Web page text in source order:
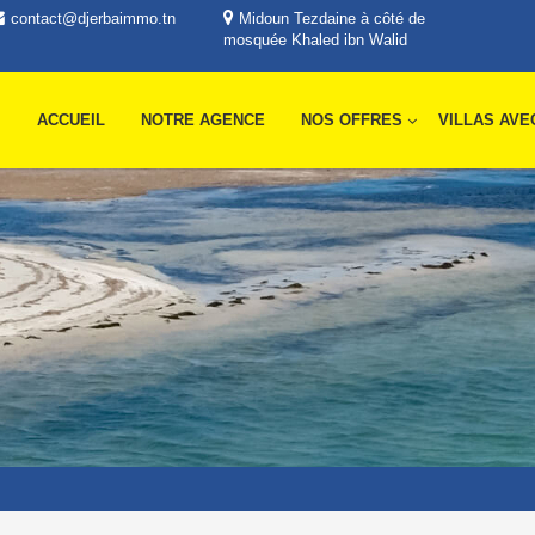
contact@djerbaimmo.tn
Midoun Tezdaine à côté de
mosquée Khaled ibn Walid
ACCUEIL NOTRE AGENCE NOS OFFRES VILLAS